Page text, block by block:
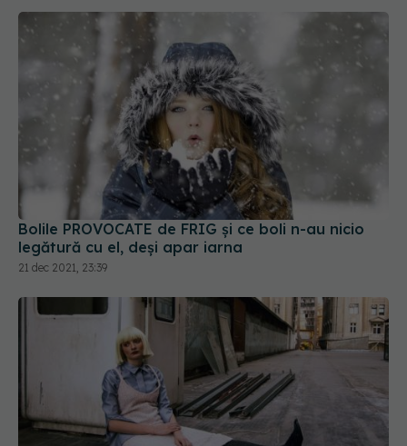
Bolile PROVOCATE de FRIG și ce boli n-au nicio
legătură cu el, deși apar iarna
21 dec 2021, 23:39